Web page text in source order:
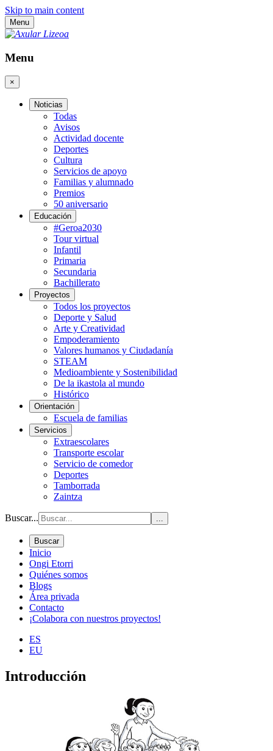
Skip to main content
Menu
Menu
×
Noticias
Todas
Avisos
Actividad docente
Deportes
Cultura
Servicios de apoyo
Familias y alumnado
Premios
50 aniversario
Educación
#Geroa2030
Tour virtual
Infantil
Primaria
Secundaria
Bachillerato
Proyectos
Todos los proyectos
Deporte y Salud
Arte y Creatividad
Empoderamiento
Valores humanos y Ciudadanía
STEAM
Medioambiente y Sostenibilidad
De la ikastola al mundo
Histórico
Orientación
Escuela de familias
Servicios
Extraescolares
Transporte escolar
Servicio de comedor
Deportes
Tamborrada
Zaintza
Buscar... ...
Buscar
Inicio
Ongi Etorri
Quiénes somos
Blogs
Área privada
Contacto
¡Colabora con nuestros proyectos!
ES
EU
Introducción